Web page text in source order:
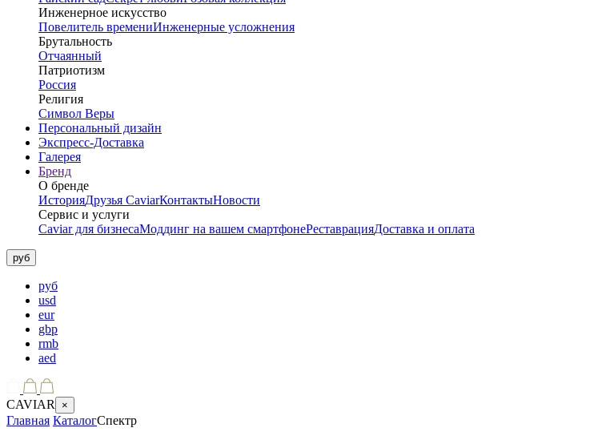
Инженерное искусство
Повелитель времениИнженерные усложнения
Брутальность
Отчаянный
Патриотизм
Россия
Религия
Символ Веры
Персональный дизайн
Экспресс-Доставка
Галерея
Бренд
О бренде
ИсторияДрузья CaviarКонтактыНовости
Сервис и услуги
Caviar для бизнесаМоддинг на вашем смартфонеРеставрацияДоставка и оплата
руб
руб
usd
eur
gbp
rmb
aed
CAVIAR ×
Главная КаталогСпектр